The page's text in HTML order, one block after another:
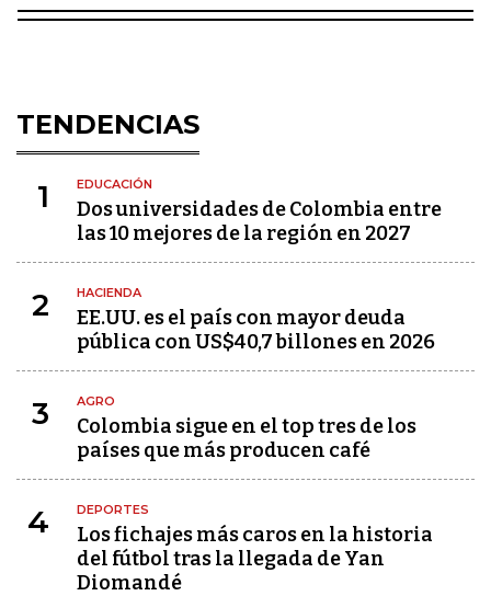
TENDENCIAS
1 EDUCACIÓN
Dos universidades de Colombia entre
las 10 mejores de la región en 2027
2 HACIENDA
EE.UU. es el país con mayor deuda
pública con US$40,7 billones en 2026
3 AGRO
Colombia sigue en el top tres de los
países que más producen café
4 DEPORTES
Los fichajes más caros en la historia
del fútbol tras la llegada de Yan
Diomandé